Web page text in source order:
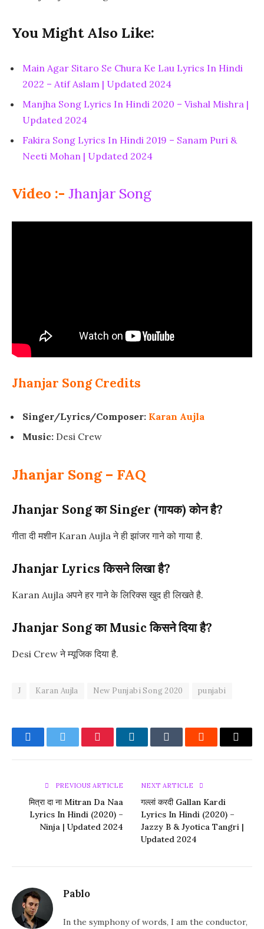
You Might Also Like:
Main Agar Sitaro Se Chura Ke Lau Lyrics In Hindi
2022 – Atif Aslam | Updated 2024
Manjha Song Lyrics In Hindi 2020 – Vishal Mishra |
Updated 2024
Fakira Song Lyrics In Hindi 2019 – Sanam Puri &
Neeti Mohan | Updated 2024
Video :- Jhanjar Song
Jhanjar Song Credits
Singer/Lyrics/Composer: Karan Aujla
Music: Desi Crew
Jhanjar Song – FAQ
Jhanjar Song का Singer (गायक) कोन है?
गीता दी मशीन Karan Aujla ने ही झांजर गाने को गाया है.
Jhanjar Lyrics किसने लिखा है?
Karan Aujla अपने हर गाने के लिरिक्स खुद ही लिखते है.
Jhanjar Song का Music किसने दिया है?
Desi Crew ने म्यूजिक दिया है.
J Karan Aujla New Punjabi Song 2020 punjabi
FacebookTwitter PinterestLinkedInTumblr Reddit Email
PREVIOUS ARTICLE
मित्रा दा ना Mitran Da Naa
Lyrics In Hindi (2020) –
Ninja | Updated 2024
NEXT ARTICLE
गल्लां करदी Gallan Kardi
Lyrics In Hindi (2020) –
Jazzy B & Jyotica Tangri |
Updated 2024
Pablo
In the symphony of words, I am the conductor,